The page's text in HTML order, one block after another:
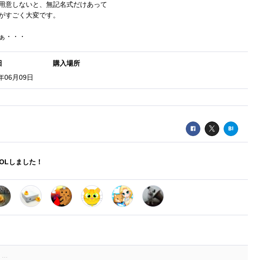
意しないと、無記名式だけあって
すごく大変です。
・・・
06月09日
購入場所
しました！